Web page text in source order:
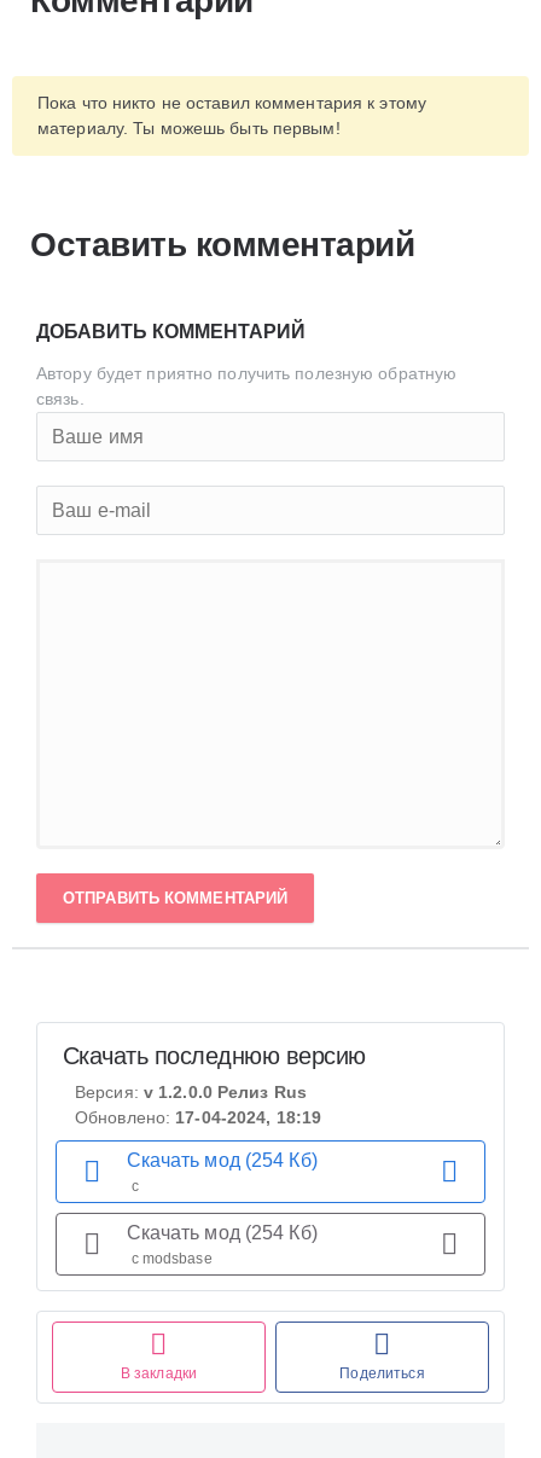
Пока что никто не оставил комментария к этому
материалу. Ты можешь быть первым!
Оставить комментарий
ДОБАВИТЬ КОММЕНТАРИЙ
Автору будет приятно получить полезную обратную
связь.
ОТПРАВИТЬ КОММЕНТАРИЙ
В закладки Поделиться
Скачать последнюю версию
Версия: v 1.2.0.0 Релиз Rus
Обновлено: 17-04-2024, 18:19
Скачать мод (254 Кб)
с
Скачать мод (254 Кб)
с modsbase